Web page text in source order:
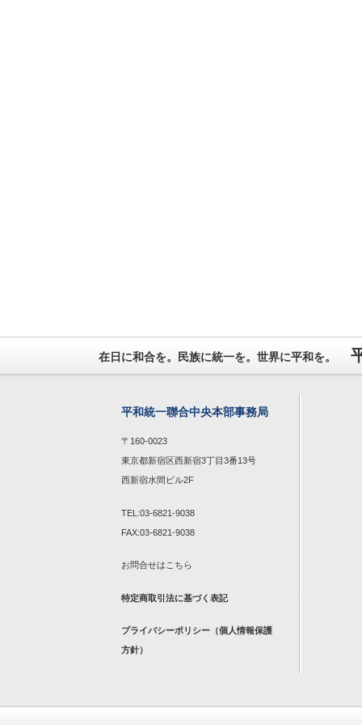
在日に和合を。民族に統一を。世界に平和を。
平和統一聯合中央本部事務局
〒160-0023
東京都新宿区西新宿3丁目3番13号
西新宿水間ビル2F
TEL:03-6821-9038
FAX:03-6821-9038
お問合せは こちら
特定商取引法に基づく表記
プライバシーポリシー（個人情報保護
方針）